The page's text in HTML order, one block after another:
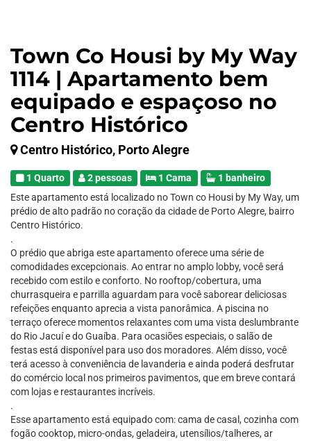
Town Co Housi by My Way
1114 | Apartamento bem
equipado e espaçoso no
Centro Histórico
Centro Histórico, Porto Alegre
1 Quarto 2 pessoas 1 Cama
1 banheiro
Este apartamento está localizado no Town co Housi by My Way, um
prédio de alto padrão no coração da cidade de Porto Alegre, bairro
Centro Histórico.
.
O prédio que abriga este apartamento oferece uma série de
comodidades excepcionais. Ao entrar no amplo lobby, você será
recebido com estilo e conforto. No rooftop/cobertura, uma
churrasqueira e parrilla aguardam para você saborear deliciosas
refeições enquanto aprecia a vista panorâmica. A piscina no
terraço oferece momentos relaxantes com uma vista deslumbrante
do Rio Jacuí e do Guaíba. Para ocasiões especiais, o salão de
festas está disponível para uso dos moradores. Além disso, você
terá acesso à conveniência de lavanderia e ainda poderá desfrutar
do comércio local nos primeiros pavimentos, que em breve contará
com lojas e restaurantes incríveis.
.
Esse apartamento está equipado com: cama de casal, cozinha com
fogão cooktop, micro-ondas, geladeira, utensílios/talheres, ar